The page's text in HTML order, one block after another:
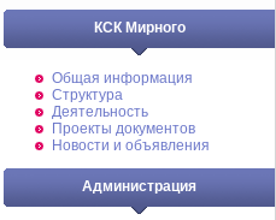
КСК Мирного
Общая информация
Структура
Деятельность
Проекты документов
Новости и объявления
Администрация